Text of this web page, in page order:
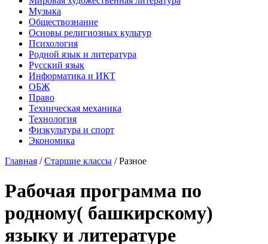
Музыка
Обществознание
Основы религиозных культур
Психология
Родной язык и литература
Русский язык
Информатика и ИКТ
ОБЖ
Право
Техническая механика
Технология
Физкультура и спорт
Экономика
Главная /Старшие классы /Разное
Рабочая программа по
родному( башкирскому)
языку и литературе